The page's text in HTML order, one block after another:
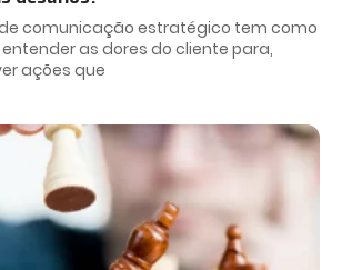
comunicação estratégico tem como
as dores do cliente para,
ações que